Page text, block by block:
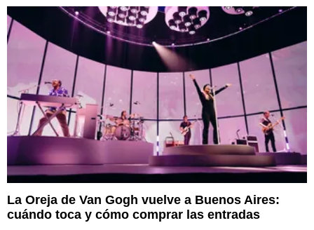
La Oreja de Van Gogh vuelve a Buenos Aires:
cuándo toca y cómo comprar las entradas